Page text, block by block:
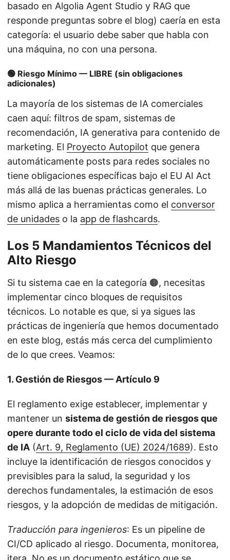
basado en Algolia Agent Studio y RAG que
responde preguntas sobre el blog) caería en esta
categoría: el usuario debe saber que habla con
una máquina, no con una persona.
🟢 Riesgo Mínimo — LIBRE (sin obligaciones
adicionales)
La mayoría de los sistemas de IA comerciales
caen aquí: filtros de spam, sistemas de
recomendación, IA generativa para contenido de
marketing. El Proyecto Autopilot que genera
automáticamente posts para redes sociales no
tiene obligaciones específicas bajo el EU AI Act
más allá de las buenas prácticas generales. Lo
mismo aplica a herramientas como el conversor
de unidades o la app de flashcards.
Los 5 Mandamientos Técnicos del
Alto Riesgo
Si tu sistema cae en la categoría 🟠, necesitas
implementar cinco bloques de requisitos
técnicos. Lo notable es que, si ya sigues las
prácticas de ingeniería que hemos documentado
en este blog, estás más cerca del cumplimiento
de lo que crees. Veamos:
1. Gestión de Riesgos — Artículo 9
El reglamento exige establecer, implementar y
mantener un sistema de gestión de riesgos que
opere durante todo el ciclo de vida del sistema
de IA (Art. 9, Reglamento (UE) 2024/1689). Esto
incluye la identificación de riesgos conocidos y
previsibles para la salud, la seguridad y los
derechos fundamentales, la estimación de esos
riesgos, y la adopción de medidas de mitigación.
Traducción para ingenieros: Es un pipeline de
CI/CD aplicado al riesgo. Documenta, monitorea,